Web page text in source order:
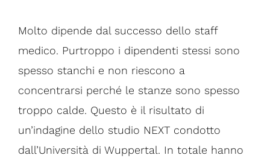
Molto dipende dal successo dello staff
medico. Purtroppo i dipendenti stessi sono
spesso stanchi e non riescono a
concentrarsi perché le stanze sono spesso
troppo calde. Questo è il risultato di
un’indagine dello studio NEXT condotto
dall’Università di Wuppertal. In totale hanno